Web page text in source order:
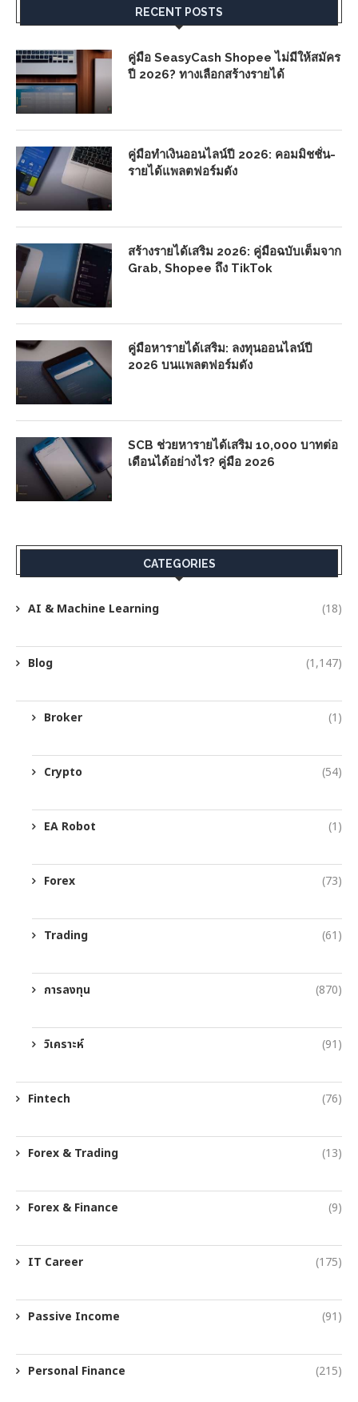
RECENT POSTS
คู่มือ SeasyCash Shopee ไม่มีให้สมัคร
ปี 2026? ทางเลือกสร้างรายได้
คู่มือทำเงินออนไลน์ปี 2026: คอมมิชชั่น-
รายได้แพลตฟอร์มดัง
สร้างรายได้เสริม 2026: คู่มือฉบับเต็มจาก
Grab, Shopee ถึง TikTok
คู่มือหารายได้เสริม: ลงทุนออนไลน์ปี
2026 บนแพลตฟอร์มดัง
SCB ช่วยหารายได้เสริม 10,000 บาทต่อ
เดือนได้อย่างไร? คู่มือ 2026
CATEGORIES
AI & Machine Learning (18)
Blog (1,147)
Broker (1)
Crypto (54)
EA Robot (1)
Forex (73)
Trading (61)
การลงทุน (870)
วิเคราะห์ (91)
Fintech (76)
Forex & Trading (13)
Forex & Finance (9)
IT Career (175)
Passive Income (91)
Personal Finance (215)